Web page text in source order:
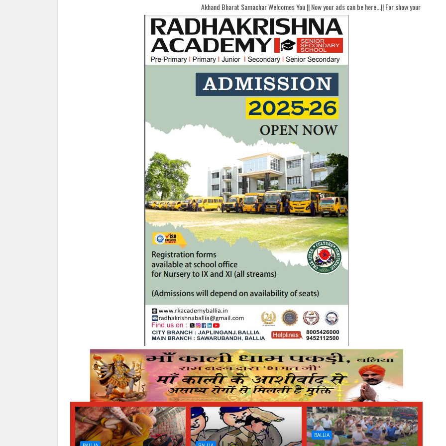
Akhand Bharat Samachar Welcomes You || Now your ads can be here...|| For show your ads here contact
BALLIA